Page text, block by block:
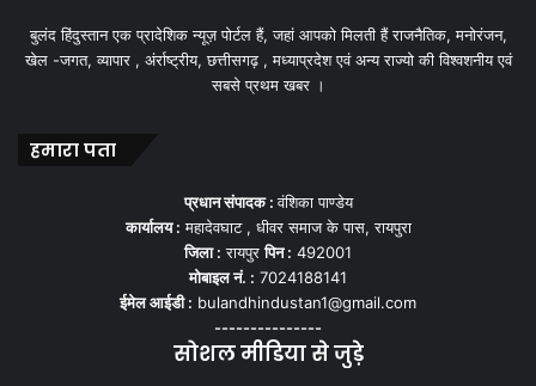
बुलंद हिंदुस्तान एक प्रादेशिक न्यूज़ पोर्टल हैं, जहां आपको मिलती हैं राजनैतिक, मनोरंजन,
खेल -जगत, व्यापार , अंर्राष्ट्रीय, छत्तीसगढ़ , मध्याप्रदेश एवं अन्य राज्यो की विश्वशनीय एवं
सबसे प्रथम खबर ।
हमारा पता
प्रधान संपादक :वंशिका पाण्डेय
कार्यालय : महादेवघाट , धीवर समाज के पास, रायपुरा
जिला : रायपुरपिन : 492001
मोबाइल नं. : 7024188141
ईमेल आईडी : bulandhindustan1@gmail.com
---------------
सोशल मीडिया से जुड़े